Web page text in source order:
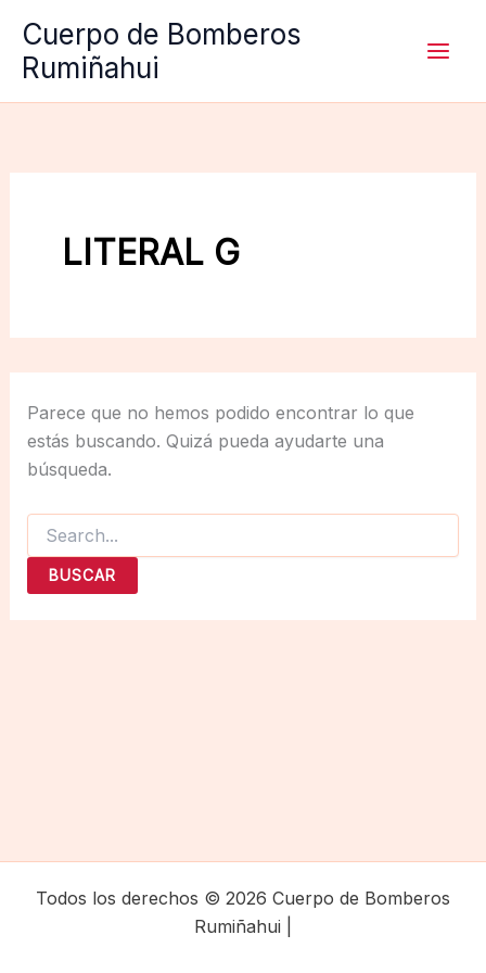
contenido
Cuerpo de Bomberos
Rumiñahui
LITERAL G
Parece que no hemos podido encontrar lo que
estás buscando. Quizá pueda ayudarte una
búsqueda.
Buscar
por:
Todos los derechos © 2026 Cuerpo de Bomberos
Rumiñahui |